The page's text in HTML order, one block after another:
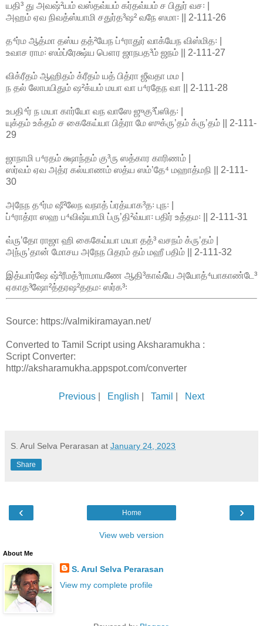
யதி³ து அவஷ்²யம் வஸ்தவ்யம் கர்தவ்யம் ச பிதுர் வச꞉ |
அஹம் ஏவ நிவத்ஸ்யாமி சதுர்த³ஷ² வநே ஸமா꞉ || 2-111-26
த⁴ர்ம ஆத்மா தஸ்ய தத்²யேந ப்⁴ராதுர் வாக்யேந விஸ்மித꞉ |
உவாச ராம꞉ ஸம்ப்ரேக்ஷ்ய பௌர ஜாநபத³ம் ஜநம் || 2-111-27
விக்ரீதம் ஆஹிதம் க்ரீதம் யத் பித்ரா ஜீவதா மம |
ந தல் லோபயிதும் ஷ²க்யம் மயா வா ப⁴ரதேந வா || 2-111-28
உபதி⁴ர் ந மயா கார்யோ வந வாஸே ஜுகு³ப்ஸித꞉ |
யுக்தம் உக்தம் ச கைகேய்யா பித்ரா மே ஸுக்ருʼதம் க்ருʼதம் || 2-111-
29
ஜாநாமி ப⁴ரதம் க்ஷாந்தம் கு³ரு ஸத்கார காரிணம் |
ஸர்வம் ஏவ அத்ர கல்யாணம் ஸத்ய ஸம்ʼதே⁴ மஹாத்மநி || 2-111-
30
அநேந த⁴ர்ம ஷீ²லேந வநாத் ப்ரத்யாக³த꞉ புந꞉ |
ப்⁴ராத்ரா ஸஹ ப⁴விஷ்யாமி ப்ருʼதி²வ்யா꞉ பதிர் உத்தம꞉ || 2-111-31
வ்ருʼதோ ராஜா ஹி கைகேய்யா மயா தத்³ வசநம் க்ருʼதம் |
அந்ருʼதான் மோசய அநேந பிதரம் தம் மஹீ பதிம் || 2-111-32
இத்யார்ஷே ஷ்²ரீமத்³ராமாயணே ஆதி³காவ்யே அயோத்⁴யாகாண்டே³
ஏகாத³ஷோ²த்தரஷ²ததம꞉ ஸர்க³꞉
Source: https://valmikiramayan.net/
Converted to Tamil Script using Aksharamukha :
Script Converter:
http://aksharamukha.appspot.com/converter
Previous English Tamil Next
S. Arul Selva Perarasan at January 24, 2023
Share
‹ ›
Home
View web version
About Me
S. Arul Selva Perarasan
View my complete profile